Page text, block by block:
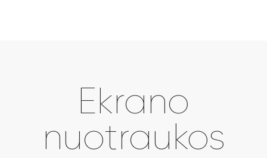
Ekrano
nuotraukos